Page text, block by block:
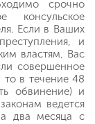
срочно
консульское
Если в Ваших
и
властям, Вас
совершенное
то в течение 48
обвинение) и
ведется
два месяца с